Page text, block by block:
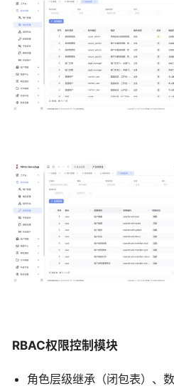
RBAC权限控制模块
角色层级继承（闭包表）、